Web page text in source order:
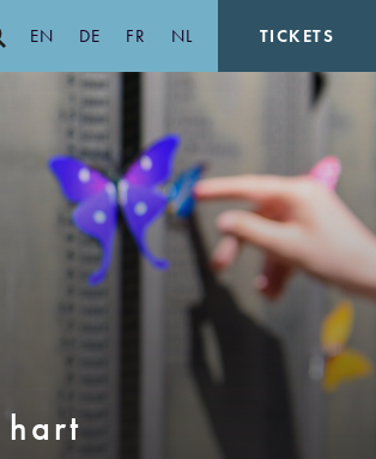
EN DE FR NL TICKETS
hart